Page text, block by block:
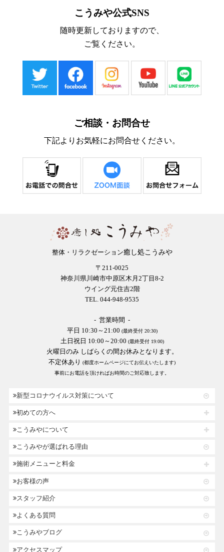
こうみや公式SNS
随時更新しておりますので、
ご覧ください。
ご相談・お問合せ
下記よりお気軽にお問合せください。
整体・リラクゼーション癒し処こうみや
〒211-0025
神奈川県川崎市中原区木月2丁目8-2
ウイング元住吉2階
TEL. 044-948-9535
- 営業時間 -
平日 10:30～21:00 (最終受付 20:30)
土日祝日 10:00～20:00 (最終受付 19:00)
火曜日のみ しばらくの間お休みとなります。
不定休あり (都度ホームページにてお伝えいたします)
事前にお電話を頂ければお時間のご対応致します。
新型コロナウイルス対策について
初めての方へ
こうみやについて
こうみやが選ばれる理由
施術メニューと料金
お客様の声
スタッフ紹介
よくある質問
こうみやブログ
アクセスマップ